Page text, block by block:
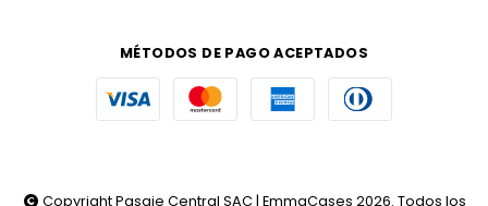
MÉTODOS DE PAGO ACEPTADOS
Copyright Pasaje Central SAC | EmmaCases 2026. Todos los